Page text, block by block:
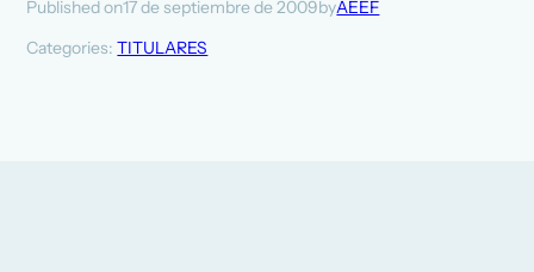
Published on17 de septiembre de 2009byAEEF
Categories:TITULARES